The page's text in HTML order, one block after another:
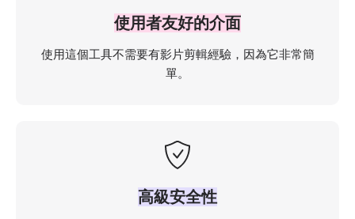
使用者友好的介面
使用這個工具不需要有影片剪輯經驗，因為它非常簡
單。
高級安全性